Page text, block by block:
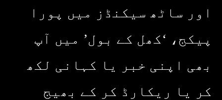
اور ساٹھ سیکنڈز میں پورا
پیکج، ‘کھل کے بول’ میں آپ
بھی اپنی خبر یا کہانی لکھ
کر یا ریکارڈ کر کے بھیج